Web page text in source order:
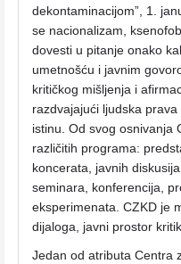
dekontaminacijom”, 1.
se nacionalizam,
dovesti u pitanje onako
umetnošću i javnim
kritičkog mišljenja i
razdvajajući ljudska
istinu. Od svog osnivanja
različitih programa:
koncerata, javnih
seminara, konferencija,
eksperimenata. CZKD je
dijaloga, javni prostor
Jedan od atributa Centra